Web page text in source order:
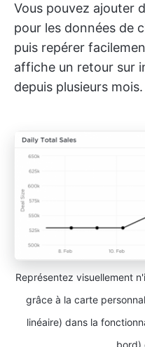
Vous pouvez ajouter
pour les données de
puis repérer
affiche un retour sur
depuis plusieurs mois.
Représentez visuellement
grâce à la carte
linéaire) dans la